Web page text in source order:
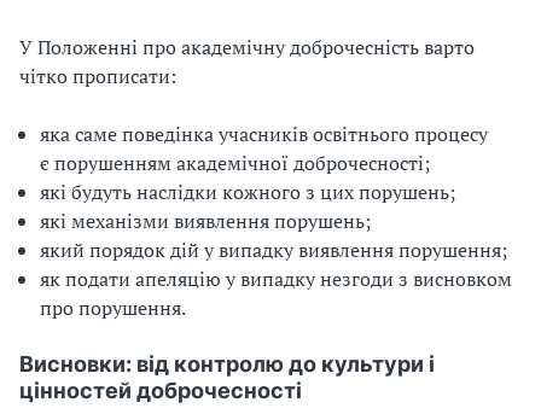
У Положенні про академічну доброчесність варто
чітко прописати:
яка саме поведінка учасників освітнього процесу
є порушенням академічної доброчесності;
які будуть наслідки кожного з цих порушень;
які механізми виявлення порушень;
який порядок дій у випадку виявлення порушення;
як подати апеляцію у випадку незгоди з висновком
про порушення.
Висновки: від контролю до культури і
цінностей доброчесності